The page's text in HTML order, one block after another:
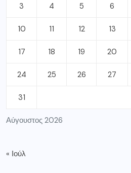
Αύγουστος 2026
3 4 5 6
10 11 12 13
17 18 19 20
24 25 26 27
31
« Ιούλ